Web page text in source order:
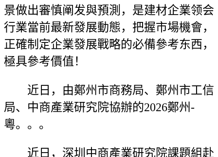
景做出審慎阐发與預測，是建材企業领会
行業當前最新發展動態，把握市場機會，
正確制定企業發展戰略的必備參考东西，
極具參考價值！
近日，由鄭州市商務局、鄭州市工信
局、中商產業研究院協辦的2026鄭州-
粵。。。
近日，深圳中商產業研究院課題組赴